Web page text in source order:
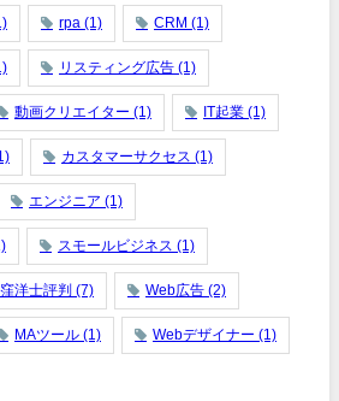
rpa (1) CRM (1)
リスティング広告 (1)
動画クリエイター (1) IT起業 (1)
カスタマーサクセス (1)
エンジニア (1)
スモールビジネス (1)
洋士評判 (7) Web広告 (2)
MAツール (1) Webデザイナー (1)